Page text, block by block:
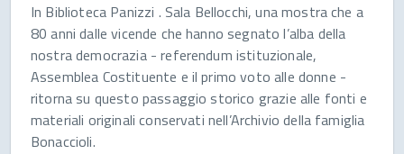
In Biblioteca Panizzi . Sala Bellocchi, una mostra che a
80 anni dalle vicende che hanno segnato l’alba della
nostra democrazia - referendum istituzionale,
Assemblea Costituente e il primo voto alle donne -
ritorna su questo passaggio storico grazie alle fonti e
materiali originali conservati nell’Archivio della famiglia
Bonaccioli.